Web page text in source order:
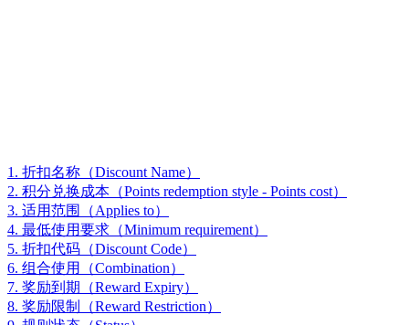
1. 折扣名称（Discount Name）
2. 积分兑换成本（Points redemption style - Points cost）
3. 适用范围（Applies to）
4. 最低使用要求（Minimum requirement）
5. 折扣代码（Discount Code）
6. 组合使用（Combination）
7. 奖励到期（Reward Expiry）
8. 奖励限制（Reward Restriction）